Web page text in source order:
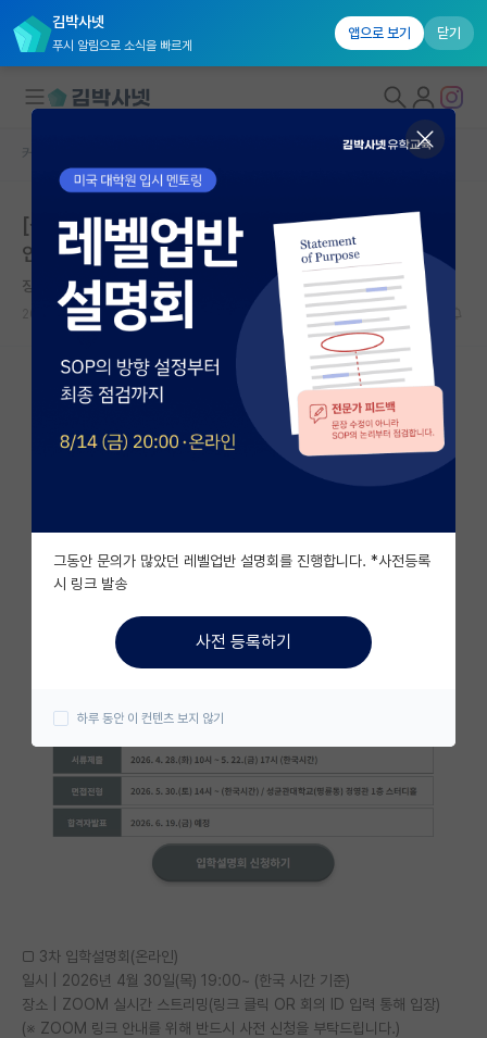
김박사넷
푸시 알림으로 소식을 빠르게
앱으로 보기 닫기
대학원생 모집
국내대학원 정보
연구실&오픈랩
커뮤니티
커뮤니티 홈
전체글보기
베스트 게시판
자유 게시판(아무개랩)
미국 유학 게시판
미국 대학원 합격 후기 게시판
대학원생 모집 게시판
연구실(PI) 홍보 게시판
석박사 채용 정보 게시판
임용 정보 게시판
학부 인턴 게시판
임용 후기 게시판
PI 전용 게시판
커뮤니티 홈
[성균관대학교 경영대학원 IMBA] 3차 입학설명회(온라
인) 신청!!
징징대는 아인슈타인
2026.04.17 0
□ 3차 입학설명회(온라인)
일시 | 2026년 4월 30일(목) 19:00~ (한국 시간 기준)
장소 | ZOOM 실시간 스트리밍(링크 클릭 OR 회의 ID 입력 통해 입장)
(※ ZOOM 링크 안내를 위해 반드시 사전 신청을 부탁드립니다.)
그동안 문의가 많았던 레벨업반 설명회를 진행합니다. *사전등록
시 링크 발송
사전 등록하기
하루 동안 이 컨텐츠 보지 않기